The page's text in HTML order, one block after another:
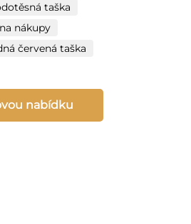
taška
nákupy
červená taška
nabídku